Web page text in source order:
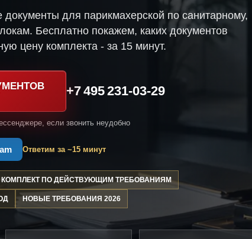
для парикмахерской по санитарному,
Бесплатно покажем, каких документов
цену комплекта - за 15 минут.
+7 495 231-03-29
если звонить неудобно
Ответим за ~15 минут
КОМПЛЕКТ ПО ДЕЙСТВУЮЩИМ ТРЕБОВАНИЯМ
НОВЫЕ ТРЕБОВАНИЯ 2026